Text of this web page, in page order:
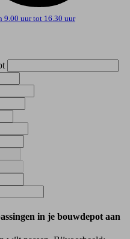
9.00 uur tot 16.30 uur
in je bouwdepot aan